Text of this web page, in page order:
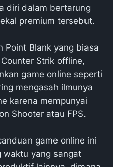
diri dalam bertarung
premium tersebut.
Point Blank yang biasa
Strik offline,
game online seperti
mengasah ilmunya
karena mempunyai
Shooter atau FPS.
game online ini
waktu yang sangat